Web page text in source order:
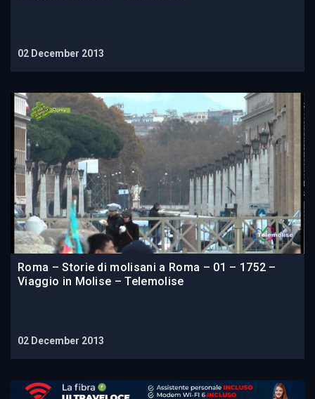
02 December 2013
Roma – Storie di molisani a Roma – 01 – 1752 –
Viaggio in Molise – Telemolise
02 December 2013